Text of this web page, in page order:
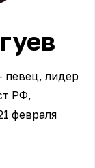
певец, лидер
РФ,
февраля